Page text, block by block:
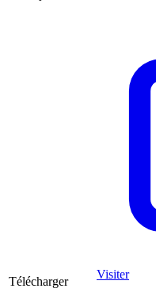
Télécharger
Visiter